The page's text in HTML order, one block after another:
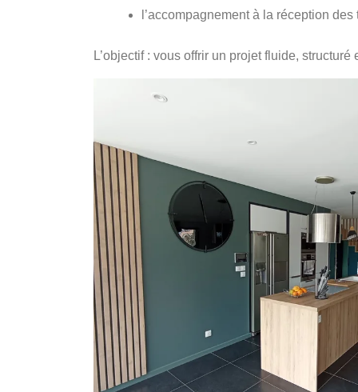
l’accompagnement à la réception des
L’objectif : vous offrir un projet fluide, structuré